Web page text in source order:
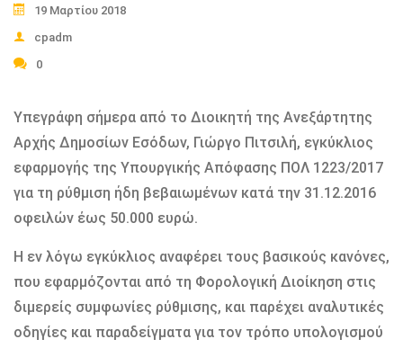
19 Μαρτίου 2018
cpadm
0
Υπεγράφη σήμερα από το Διοικητή της Ανεξάρτητης
Αρχής Δημοσίων Εσόδων, Γιώργο Πιτσιλή, εγκύκλιος
εφαρμογής της Υπουργικής Απόφασης ΠΟΛ 1223/2017
για τη ρύθμιση ήδη βεβαιωμένων κατά την 31.12.2016
οφειλών έως 50.000 ευρώ.
Η εν λόγω εγκύκλιος αναφέρει τους βασικούς κανόνες,
που εφαρμόζονται από τη Φορολογική Διοίκηση στις
διμερείς συμφωνίες ρύθμισης, και παρέχει αναλυτικές
οδηγίες και παραδείγματα για τον τρόπο υπολογισμού